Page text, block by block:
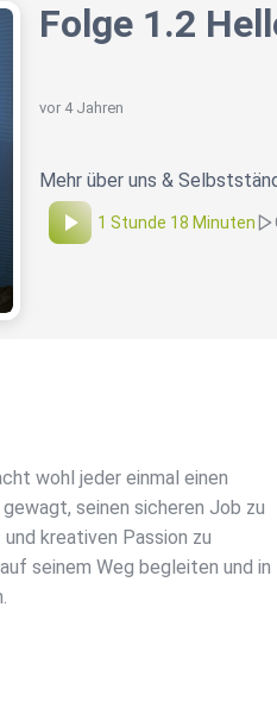
Folge 1.2
vor 4 Jahren
Mehr über uns &
1 Stunde 18 Minuten
wohl jeder einmal einen
seinen sicheren Job zu
kreativen Passion zu
seinem Weg begleiten und in